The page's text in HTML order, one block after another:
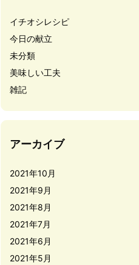
イチオシレシピ
今日の献立
未分類
美味しい工夫
雑記
アーカイブ
2021年10月
2021年9月
2021年8月
2021年7月
2021年6月
2021年5月